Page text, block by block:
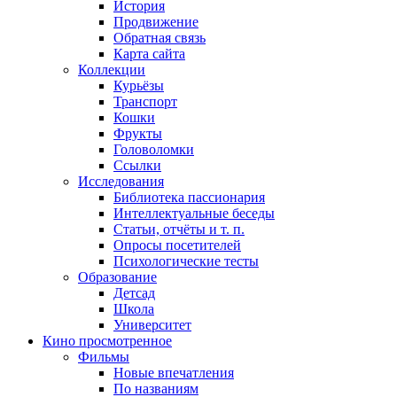
История
Продвижение
Обратная связь
Карта сайта
Коллекции
Курьёзы
Транспорт
Кошки
Фрукты
Головоломки
Ссылки
Исследования
Библиотека пассионария
Интеллектуальные беседы
Статьи, отчёты и т. п.
Опросы посетителей
Психологические тесты
Образование
Детсад
Школа
Университет
Кино просмотренное
Фильмы
Новые впечатления
По названиям